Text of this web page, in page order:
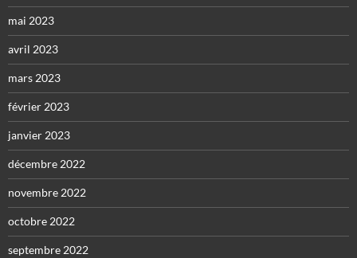
mai 2023
avril 2023
mars 2023
février 2023
janvier 2023
décembre 2022
novembre 2022
octobre 2022
septembre 2022